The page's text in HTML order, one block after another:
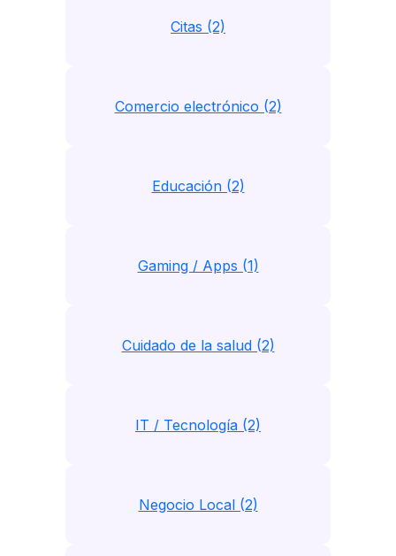
Citas (2)
Comercio electrónico (2)
Educación (2)
Gaming / Apps (1)
Cuidado de la salud (2)
IT / Tecnología (2)
Negocio Local (2)